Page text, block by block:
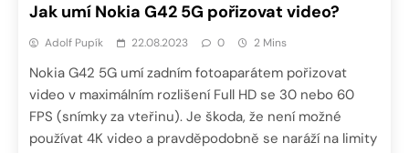
Jak umí Nokia G42 5G pořizovat video?
Adolf Pupík 22.08.2023 0 2 Mins
Nokia G42 5G umí zadním fotoaparátem pořizovat
video v maximálním rozlišení Full HD se 30 nebo 60
FPS (snímky za vteřinu). Je škoda, že není možné
používat 4K video a pravděpodobně se naráží na limity